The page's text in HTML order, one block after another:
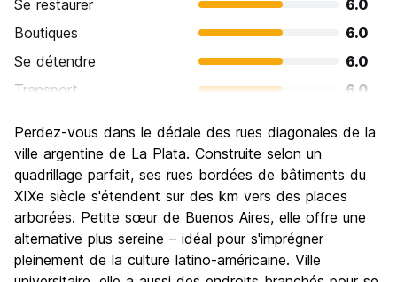
Se restaurer
6.0
Boutiques
6.0
Se détendre
6.0
Transport
6.0
Culture
Sortir le soir / faire la fête
6.0
Bonnes affaires
6.0
Perdez-vous dans le dédale des rues diagonales de la
ville argentine de La Plata. Construite selon un
quadrillage parfait, ses rues bordées de bâtiments du
XIXe siècle s'étendent sur des km vers des places
arborées. Petite sœur de Buenos Aires, elle offre une
alternative plus sereine – idéal pour s'imprégner
pleinement de la culture latino-américaine. Ville